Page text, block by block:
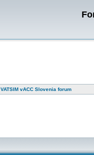
VATSIM vACC Slovenia forum